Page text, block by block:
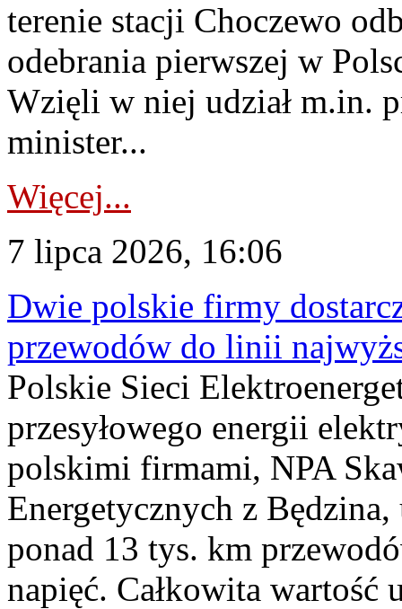
terenie stacji Choczewo
odebrania pierwszej w
Wzięli w niej udział m.in.
minister...
Więcej...
7 lipca 2026, 16:06
Dwie polskie firmy
przewodów do linii
Polskie Sieci
przesyłowego energii
polskimi firmami, NPA
Energetycznych z
ponad 13 tys. km
napięć. Całkowita